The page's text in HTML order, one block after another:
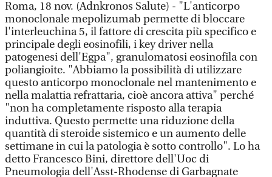
Roma, 18 nov. (Adnkronos Salute) - "L'anticorpo
monoclonale mepolizumab permette di bloccare
l'interleuchina 5, il fattore di crescita più specifico e
principale degli eosinofili, i key driver nella
patogenesi dell'Egpa", granulomatosi eosinofila con
poliangioite. "Abbiamo la possibilità di utilizzare
questo anticorpo monoclonale nel mantenimento e
nella malattia refrattaria, cioè ancora attiva" perché
"non ha completamente risposto alla terapia
induttiva. Questo permette una riduzione della
quantità di steroide sistemico e un aumento delle
settimane in cui la patologia è sotto controllo". Lo ha
detto Francesco Bini, direttore dell'Uoc di
Pneumologia dell'Asst-Rhodense di Garbagnate